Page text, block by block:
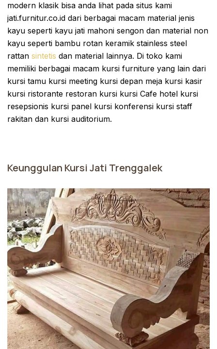
modern klasik bisa anda lihat pada situs kami
jati.furnitur.co.id dari berbagai macam material jenis
kayu seperti kayu jati mahoni sengon dan material non
kayu seperti bambu rotan keramik stainless steel
rattan sintetis dan material lainnya. Di toko kami
memiliki berbagai macam kursi furniture yang lain dari
kursi tamu kursi meeting kursi depan meja kursi kasir
kursi ristorante restoran kursi kursi Cafe hotel kursi
resepsionis kursi panel kursi konferensi kursi staff
rakitan dan kursi auditorium.
Keunggulan Kursi Jati Trenggalek